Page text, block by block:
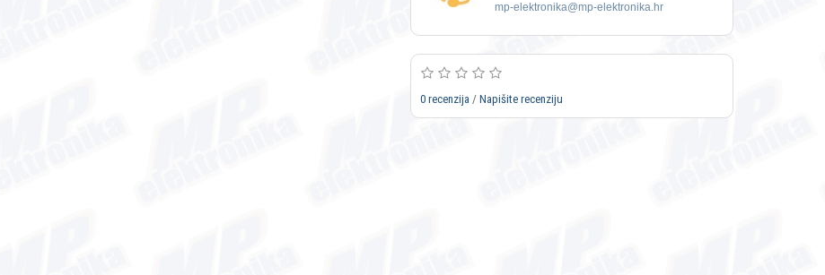
mp-elektronika@mp-elektronika.hr
0 recenzija / Napišite recenziju